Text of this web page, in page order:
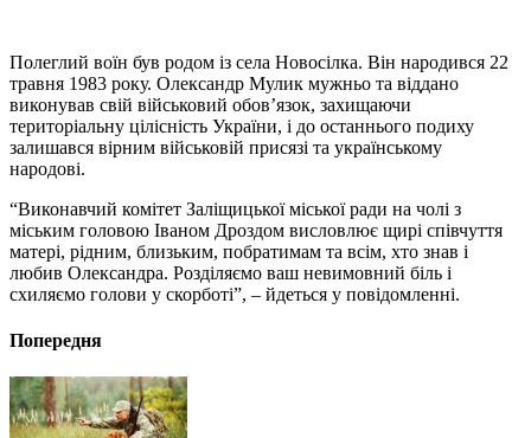
Полеглий воїн був родом із села Новосілка. Він народився 22
травня 1983 року. Олександр Мулик мужньо та віддано
виконував свій військовий обов’язок, захищаючи
територіальну цілісність України, і до останнього подиху
залишався вірним військовій присязі та українському
народові.
“Виконавчий комітет Заліщицької міської ради на чолі з
міським головою Іваном Дроздом висловлює щирі співчуття
матері, рідним, близьким, побратимам та всім, хто знав і
любив Олександра. Розділяємо ваш невимовний біль і
схиляємо голови у скорботі”, – йдеться у повідомленні.
Попередня